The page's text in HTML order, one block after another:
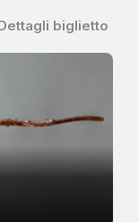
biglietto